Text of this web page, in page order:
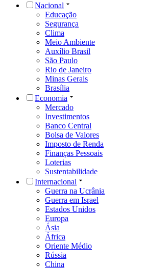
Nacional
Educação
Segurança
Clima
Meio Ambiente
Auxílio Brasil
São Paulo
Rio de Janeiro
Minas Gerais
Brasília
Economia
Mercado
Investimentos
Banco Central
Bolsa de Valores
Imposto de Renda
Finanças Pessoais
Loterias
Sustentabilidade
Internacional
Guerra na Ucrânia
Guerra em Israel
Estados Unidos
Europa
Ásia
África
Oriente Médio
Rússia
China